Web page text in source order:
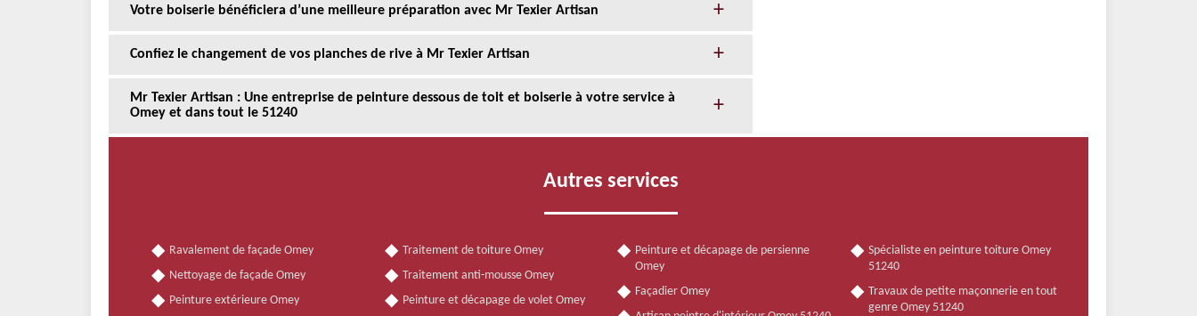
Votre boiserie bénéficiera d’une meilleure préparation avec Mr Texier Artisan
Confiez le changement de vos planches de rive à Mr Texier Artisan
Mr Texier Artisan : Une entreprise de peinture dessous de toit et boiserie à votre service à
Omey et dans tout le 51240
Autres services
Ravalement de façade Omey
Nettoyage de façade Omey
Peinture extérieure Omey
Traitement de toiture Omey
Traitement anti-mousse Omey
Peinture et décapage de volet Omey
Peinture et décapage de persienne
Omey
Façadier Omey
Spécialiste en peinture toiture Omey
51240
Travaux de petite maçonnerie en tout
genre Omey 51240